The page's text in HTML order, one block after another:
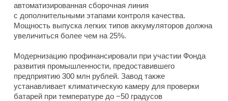
автоматизированная сборочная линия
с дополнительными этапами контроля качества.
Мощность выпуска легких типов аккумуляторов должна
увеличиться более чем на 25%.
Модернизацию профинансировали при участии Фонда
развития промышленности, предоставившего
предприятию 300 млн рублей. Завод также
устанавливает климатическую камеру для проверки
батарей при температуре до −50 градусов